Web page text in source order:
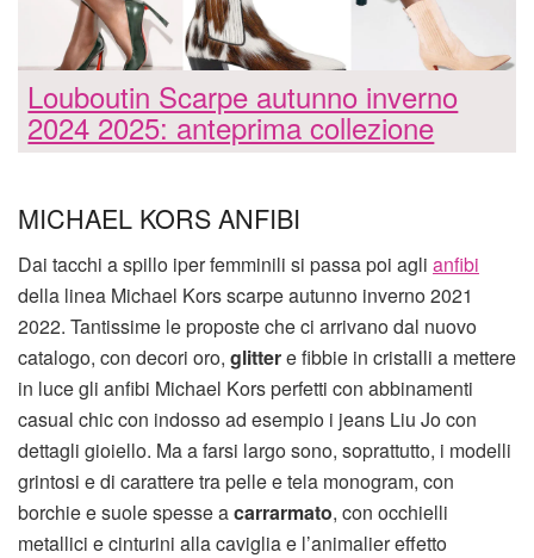
Louboutin Scarpe autunno inverno
2024 2025: anteprima collezione
MICHAEL KORS ANFIBI
Dai tacchi a spillo iper femminili si passa poi agli anfibi
della linea Michael Kors scarpe autunno inverno 2021
2022. Tantissime le proposte che ci arrivano dal nuovo
catalogo, con decori oro, glittere fibbie in cristalli a mettere
in luce gli anfibi Michael Kors perfetti con abbinamenti
casual chic con indosso ad esempio i jeans Liu Jo con
dettagli gioiello. Ma a farsi largo sono, soprattutto, i modelli
grintosi e di carattere tra pelle e tela monogram, con
borchie e suole spesse acarrarmato, con occhielli
metallici e cinturini alla caviglia e l’animalier effetto